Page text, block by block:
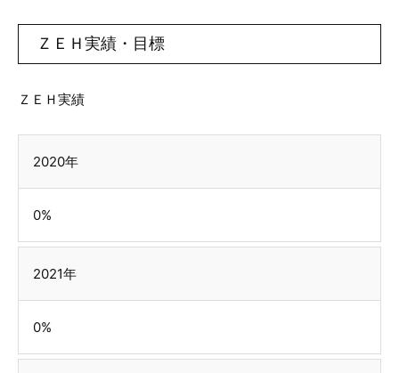
ＺＥＨ実績・目標
ＺＥＨ実績
2020年
0%
2021年
0%